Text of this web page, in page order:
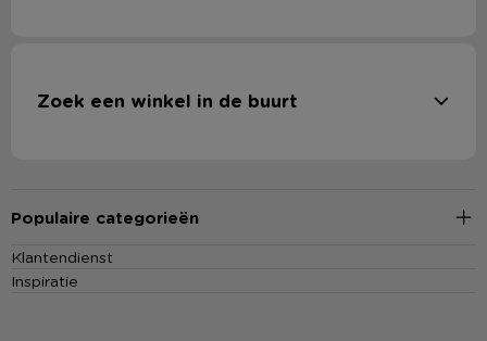
Zoek een winkel in de buurt
Populaire categorieën
Klantendienst
Inspiratie